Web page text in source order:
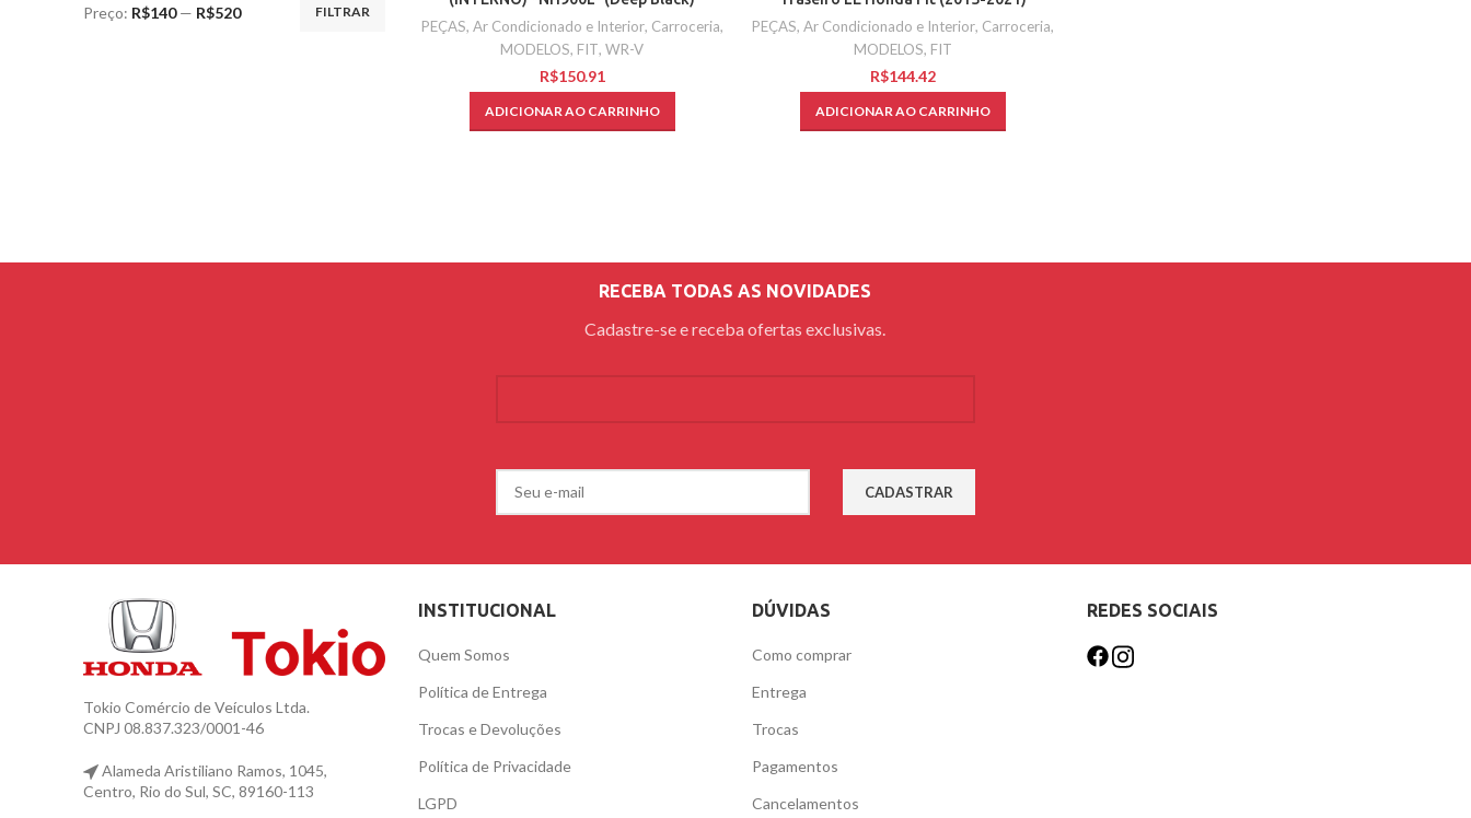
FILTRAR
Preço: R$140— R$520
PEÇAS, Ar Condicionado e Interior, Carroceria,
MODELOS, FIT,WR-V
R$
ADICIONAR AO CARRINHO
PEÇAS, Ar Condicionado e Interior, Carroceria,
MODELOS, FIT
R$
ADICIONAR AO CARRINHO
RECEBA TODAS AS NOVIDADES
Cadastre-se e receba ofertas exclusivas.
Tokio Comércio de Veículos Ltda.
CNPJ 08.837.323/0001-46
Alameda Aristiliano Ramos, 1045,
Centro, Rio do Sul, SC, 89160-113
INSTITUCIONAL
Quem Somos
Política de Entrega
Trocas e Devoluções
Política de Privacidade
LGPD
DÚVIDAS
Como comprar
Entrega
Trocas
Pagamentos
Cancelamentos
REDES SOCIAIS